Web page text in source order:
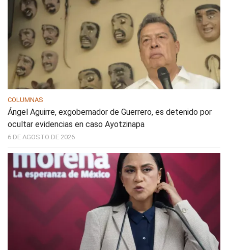
COLUMNAS
Ángel Aguirre, exgobernador de Guerrero, es detenido por
ocultar evidencias en caso Ayotzinapa
6 DE AGOSTO DE 2026